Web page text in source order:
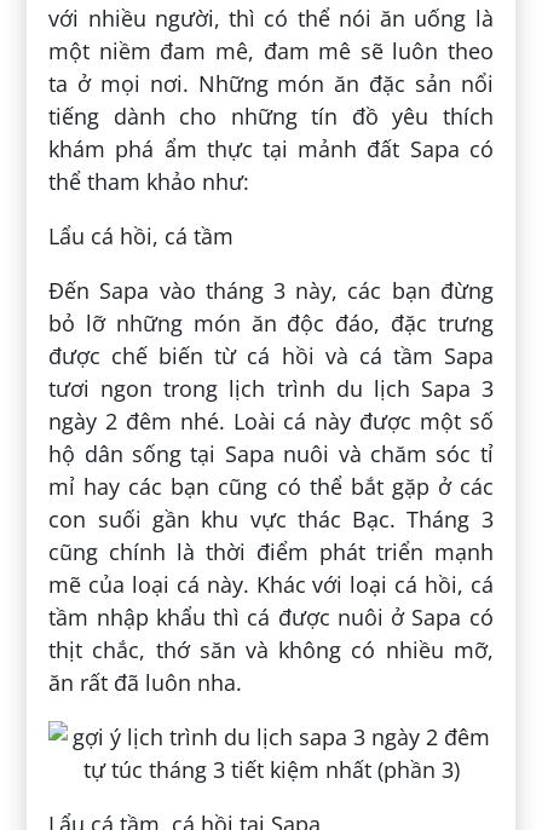
với nhiều người, thì có thể nói ăn uống là
một niềm đam mê, đam mê sẽ luôn theo
ta ở mọi nơi. Những món ăn đặc sản nổi
tiếng dành cho những tín đồ yêu thích
khám phá ẩm thực tại mảnh đất Sapa có
thể tham khảo như:
Lẩu cá hồi, cá tầm
Đến Sapa vào tháng 3 này, các bạn đừng
bỏ lỡ những món ăn độc đáo, đặc trưng
được chế biến từ cá hồi và cá tầm Sapa
tươi ngon trong lịch trình du lịch Sapa 3
ngày 2 đêm nhé. Loài cá này được một số
hộ dân sống tại Sapa nuôi và chăm sóc tỉ
mỉ hay các bạn cũng có thể bắt gặp ở các
con suối gần khu vực thác Bạc. Tháng 3
cũng chính là thời điểm phát triển mạnh
mẽ của loại cá này. Khác với loại cá hồi, cá
tầm nhập khẩu thì cá được nuôi ở Sapa có
thịt chắc, thớ săn và không có nhiều mỡ,
ăn rất đã luôn nha.